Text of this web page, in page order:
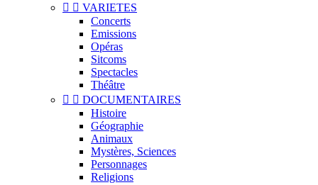
  VARIETES
Concerts
Emissions
Opéras
Sitcoms
Spectacles
Théâtre
  DOCUMENTAIRES
Histoire
Géographie
Animaux
Mystères, Sciences
Personnages
Religions